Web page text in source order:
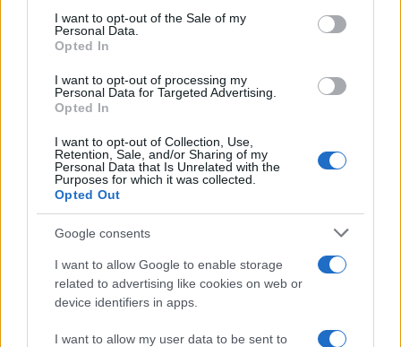
I want to opt-out of the Sale of my
Personal Data.
Opted In
I want to opt-out of processing my
Personal Data for Targeted Advertising.
Opted In
I want to opt-out of Collection, Use,
Retention, Sale, and/or Sharing of my
Personal Data that Is Unrelated with the
Purposes for which it was collected.
Opted Out
Google consents
I want to allow Google to enable storage
related to advertising like cookies on web or
device identifiers in apps.
I want to allow my user data to be sent to
governo in guerra. Quando la Gran Bretagna stava
combattendo per la sua sopravvivenza contro i
L’ambasciatore russo nel Regno Unito ha
trascorso la giornata di ieri a cantare che “non è
sicuro” che Zelensky sarebbe stato rieletto se oggi
ci fossero state le elezioni. Ma una cosa è certa.
Che Zelensky venga rieletto o meno in Ucraina,
Putin verrà sempre rieletto in Russia. Perché le
sue elezioni sono delle truffe. Dei concorsi di
bellezza. Putin non ha mai vinto elezioni libere e
giuste in vita sua. Perché non le tiene.